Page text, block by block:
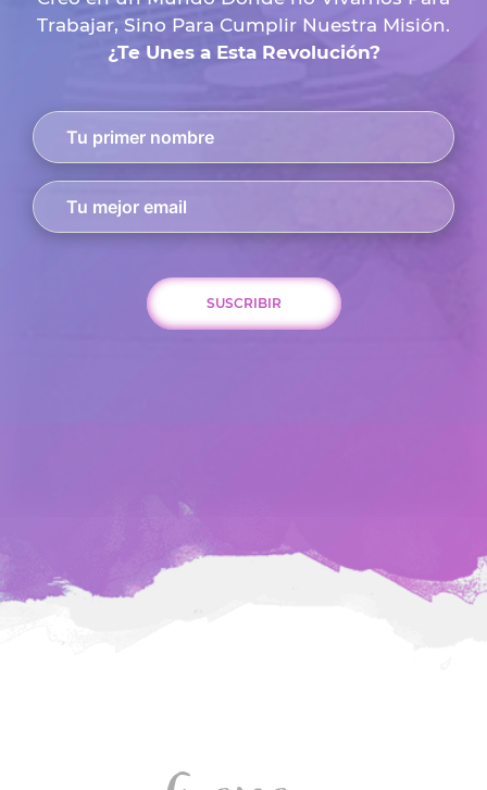
Trabajar, Sino Para Cumplir Nuestra Misión.
¿Te Unes a Esta Revolución?
SUSCRIBIR